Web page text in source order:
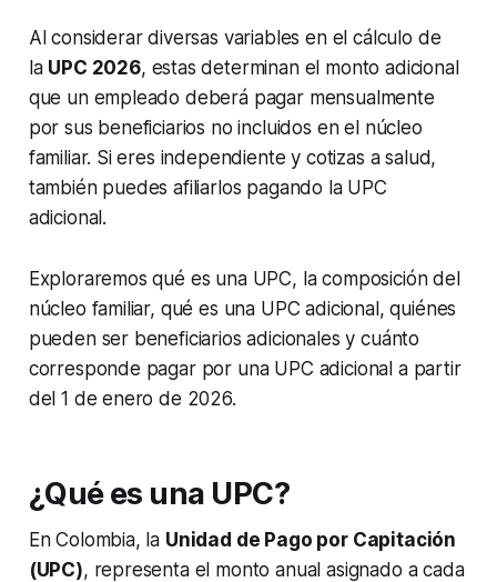
Al considerar diversas variables en el cálculo de
la UPC 2026, estas determinan el monto adicional
que un empleado deberá pagar mensualmente
por sus beneficiarios no incluidos en el núcleo
familiar. Si eres independiente y cotizas a salud,
también puedes afiliarlos pagando la UPC
adicional.
Exploraremos qué es una UPC, la composición del
núcleo familiar, qué es una UPC adicional, quiénes
pueden ser beneficiarios adicionales y cuánto
corresponde pagar por una UPC adicional a partir
del 1 de enero de 2026.
¿Qué es una UPC?
En Colombia, la Unidad de Pago por Capitación
(UPC), representa el monto anual asignado a cada